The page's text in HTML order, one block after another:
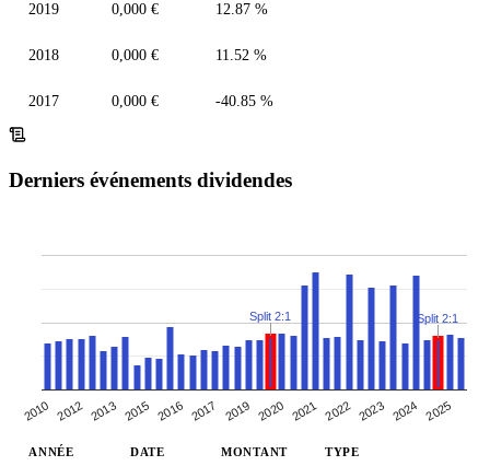
2019 0,000 € 12.87 %
2018 0,000 € 11.52 %
2017 0,000 € -40.85 %
Derniers événements dividendes
2010 2012 2013 2015 2016 2017 2019 2020 2021 2022 2023 2024 2025
Split 2:1 Split 2:1
ANNÉE DATE MONTANT TYPE